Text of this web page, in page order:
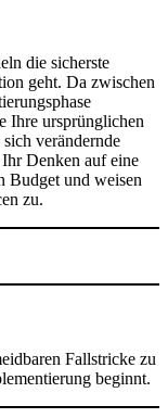
die sicherste
geht. Da zwischen
Ihre ursprünglichen
verändernde
Denken auf eine
Budget und weisen
zu.
Fallstricke zu
beginnt.